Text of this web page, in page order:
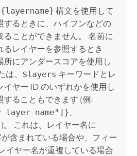
構文を使用して
するときに、ハイフンなどの
ることができません。 名前に
るレイヤーを参照するとき
所にアンダースコアを使用し
は、 $layers キーワードとレ
イヤー ID のいずれかを使用し
することもできます (例:
layer name"]}、
)。 これは、レイヤー名に
含まれている場合や、フィー
イヤー名が重複している場合